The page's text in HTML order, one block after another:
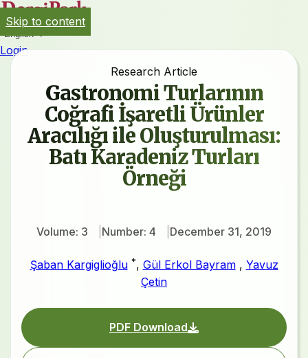
English
Login
Research Article
Gastronomi Turlarının
Coğrafi İşaretli Ürünler
Aracılığı ile Oluşturulması:
Batı Karadeniz Turları
Örneği
Volume: 3 Number: 4 December 31, 2019
Şaban Kargiglioğlu *, Gül Erkol Bayram, Yavuz
Çetin
PDF Download
Skip to content